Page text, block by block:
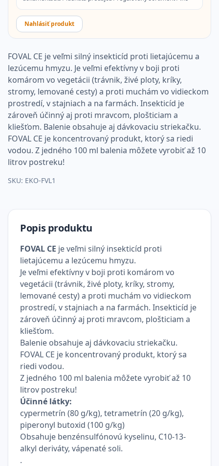
Nahlásiť produkt
FOVAL CE je veľmi silný insekticíd proti lietajúcemu a
lezúcemu hmyzu. Je veľmi efektívny v boji proti
komárom vo vegetácii (trávnik, živé ploty, kríky,
stromy, lemované cesty) a proti muchám vo vidieckom
prostredí, v stajniach a na farmách. Insekticíd je
zároveň účinný aj proti mravcom, plošticiam a
kliešťom. Balenie obsahuje aj dávkovaciu striekačku.
FOVAL CE je koncentrovaný produkt, ktorý sa riedi
vodou. Z jedného 100 ml balenia môžete vyrobiť až 10
litrov postreku!
SKU: EKO-FVL1
Popis produktu
FOVAL CE je veľmi silný insekticíd proti
lietajúcemu a lezúcemu hmyzu.
Je veľmi efektívny v boji proti komárom vo
vegetácii (trávnik, živé ploty, kríky, stromy,
lemované cesty) a proti muchám vo vidieckom
prostredí, v stajniach a na farmách. Insekticíd je
zároveň účinný aj proti mravcom, plošticiam a
kliešťom.
Balenie obsahuje aj dávkovaciu striekačku.
FOVAL CE je koncentrovaný produkt, ktorý sa
riedi vodou.
Z jedného 100 ml balenia môžete vyrobiť až 10
litrov postreku!
Účinné látky:
cypermetrín (80 g/kg), tetrametrín (20 g/kg),
piperonyl butoxid (100 g/kg)
Obsahuje benzénsulfónovú kyselinu, C10-13-
alkyl deriváty, vápenaté soli.
.